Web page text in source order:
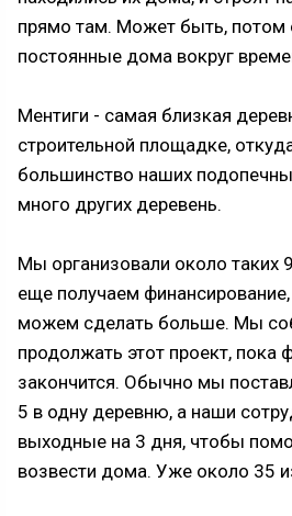
прямо там. Может быть, потом
постоянные дома вокруг
Ментиги - самая близкая
строительной площадке,
большинство наших
много других деревень.
Мы организовали около
еще получаем
можем сделать больше. Мы
продолжать этот проект, пока
закончится. Обычно мы
5 в одну деревню, а наши
выходные на 3 дня, чтобы
возвести дома. Уже около 35